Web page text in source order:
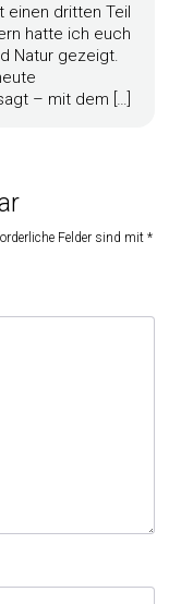
einen dritten Teil
hatte ich euch
Natur gezeigt.
– mit dem […]
Felder sind mit *